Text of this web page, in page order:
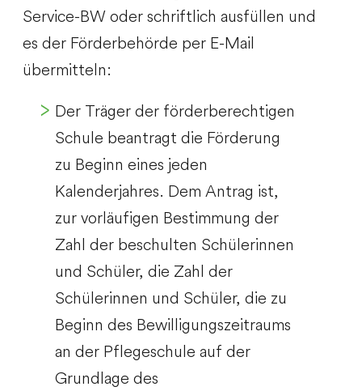
Service-BW oder schriftlich ausfüllen und
es der Förderbehörde per E-Mail
übermitteln:
Der Träger der förderberechtigen
Schule beantragt die Förderung
zu Beginn eines jeden
Kalenderjahres. Dem Antrag ist,
zur vorläufigen Bestimmung der
Zahl der beschulten Schülerinnen
und Schüler, die Zahl der
Schülerinnen und Schüler, die zu
Beginn des Bewilligungszeitraums
an der Pflegeschule auf der
Grundlage des